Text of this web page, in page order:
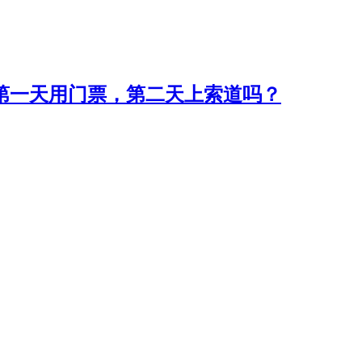
天用门票，第二天上索道吗？